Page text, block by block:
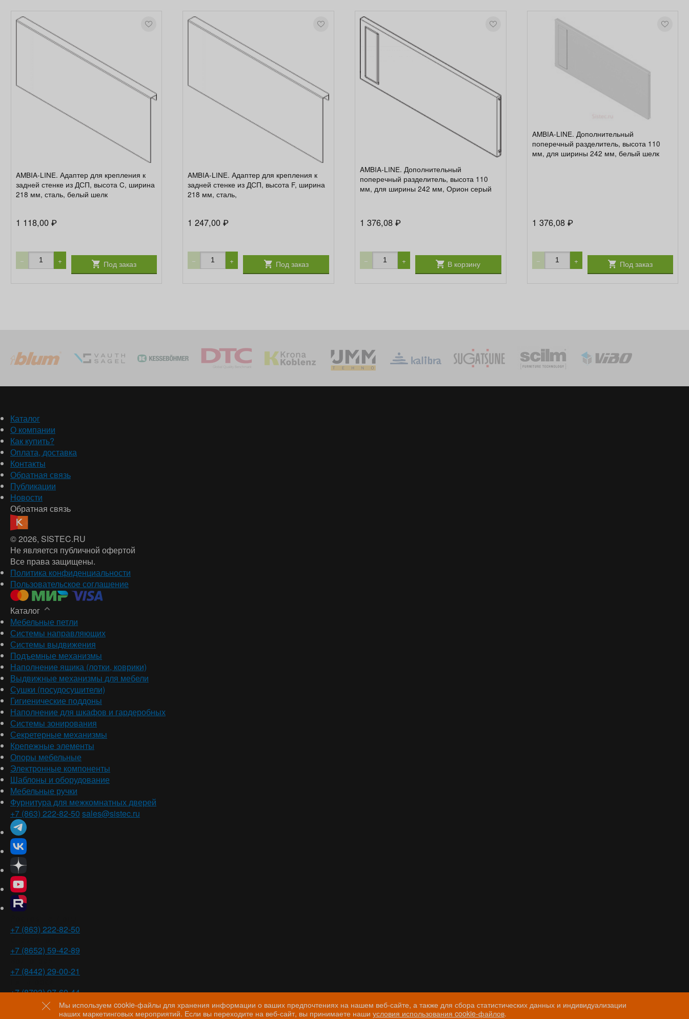
Мы используем cookie-файлы для хранения информации о ваших предпочтениях на нашем веб-сайте, а также для сбора статистических данных и индивидуализации
наших маркетинговых мероприятий. Если вы переходите на веб-сайт, вы принимаете нашиусловия использования cookie-файлов.
AMBIA-LINE. Адаптер для крепления к
задней стенке из ДСП, высота C, ширина
218 мм, сталь, белый шелк
1 118,00 ₽
− + Под заказ
AMBIA-LINE. Адаптер для крепления к
задней стенке из ДСП, высота F, ширина
218 мм, сталь,
1 247,00₽
− + Под заказ
AMBIA-LINE. Дополнительный
поперечный разделитель, высота 110
мм, для ширины 242 мм, Орион серый
1 376,08₽
− + В корзину
AMBIA-LINE. Дополнительный
поперечный разделитель, высота 110
мм, для ширины 242 мм, белый шелк
1 376,08 ₽
− + Под заказ
Каталог
О компании
Как купить?
Оплата, доставка
Контакты
Обратная связь
Публикации
Новости
Обратная связь
© 2026, SISTEC.RU
Не является публичной офертой
Все права защищены.
Политика конфиденциальности
Пользовательское соглашение
Каталог
Мебельные петли
Системы направляющих
Системы выдвижения
Подъемные механизмы
Наполнение ящика (лотки, коврики)
Выдвижные механизмы для мебели
Сушки (посудосушители)
Гигиенические поддоны
Наполнение для шкафов и гардеробных
Системы зонирования
Секретерные механизмы
Крепежные элементы
Опоры мебельные
Электронные компоненты
Шаблоны и оборудование
Мебельные ручки
Фурнитура для межкомнатных дверей
+7 (863) 222-82-50 sales@sistec.ru
+7 (863) 222-82-50
+7 (8652) 59-42-89
+7 (8442) 29-00-21
+7 (8793) 97-60-44